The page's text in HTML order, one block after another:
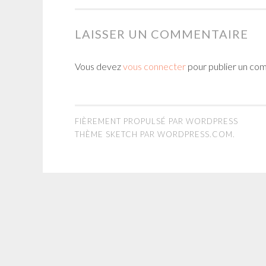
LAISSER UN COMMENTAIRE
Vous devezvous connecter pour publier un
FIÈREMENT PROPULSÉ PAR WORDPRESS
THÈME SKETCH PAR WORDPRESS.COM